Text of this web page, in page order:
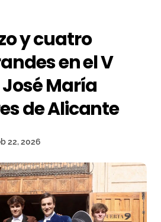
y cuatro
en el V
María
de Alicante
22, 2026